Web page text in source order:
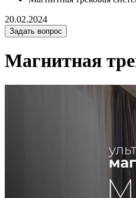
20.02.2024
Задать вопрос
Магнитная